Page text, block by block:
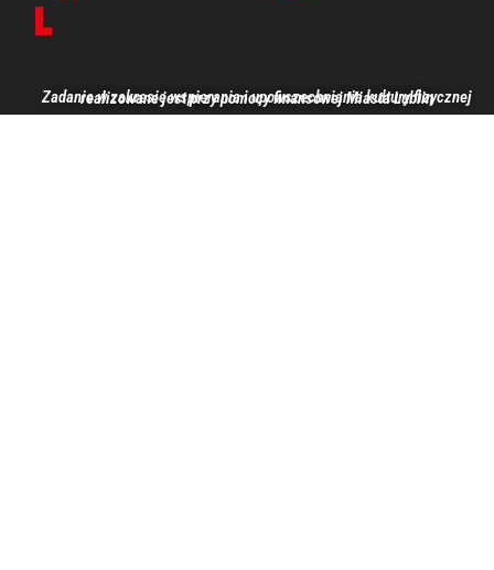
Zadanie w zakresie wspierania i upowszechniania kultury fizycznej realizowane jest przy pomocy finansowej Miasta Lublin